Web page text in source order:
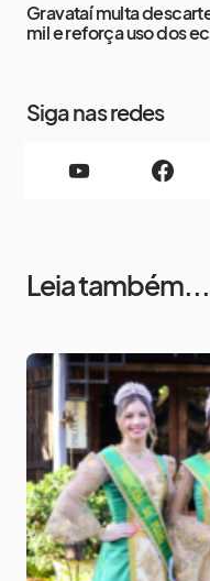
Gravataí multa
mil e reforça uso dos
Siga nas redes
Leia também...